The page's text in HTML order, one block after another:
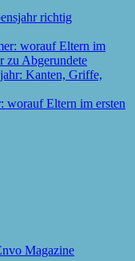
richtig
worauf Eltern im ersten
Magazine